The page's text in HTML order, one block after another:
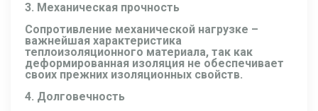
3. Механическая прочность
Сопротивление механической нагрузке –
важнейшая характеристика
теплоизоляционного материала, так как
деформированная изоляция не обеспечивает
своих прежних изоляционных свойств.
4. Долговечность